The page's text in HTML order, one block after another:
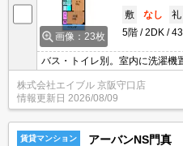
画像：23枚
敷 なし 礼
5階
2DK
バス・トイレ別。室内に洗濯機
株式会社エイブル 京阪守口店
情報更新日 2026/08/09
賃貸マンション アーバンNS門真